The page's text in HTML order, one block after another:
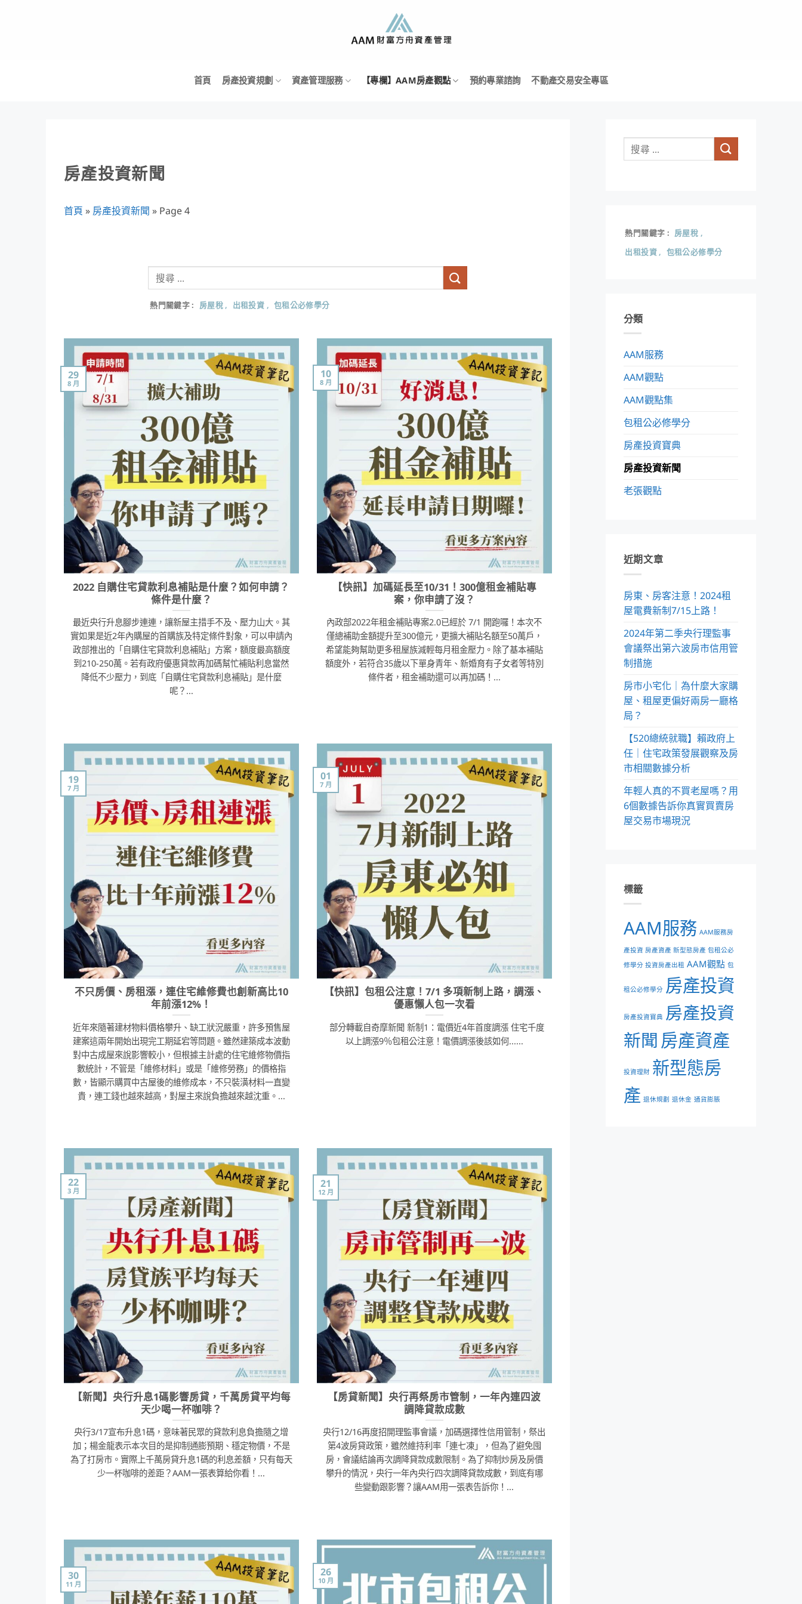
首頁 房產投資規劃 資產管理服務 【專欄】AAM房產觀點 預約專業諮詢 不動產交易安全專區
房產投資新聞
首頁 » 房產投資新聞 » Page 4
熱門關鍵字 房屋稅 出租投資 包租公必修學分
2022 自購住宅貸款利息補貼是什麼？如何申請？
條件是什麼？
最近央行升息腳步連連，讓新屋主措手不及、壓力山大。其
實如果是近2年內購屋的首購族及特定條件對象，可以申請內
政部推出的「自購住宅貸款利息補貼」方案，額度最高額度
到210-250萬。若有政府優惠貸款再加碼幫忙補貼利息當然
降低不少壓力，到底「自購住宅貸款利息補貼」是什麼
呢？...
29
8 月
【快訊】加碼延長至10/31！300億租金補貼專
案，你申請了沒？
內政部2022年租金補貼專案2.0已經於 7/1 開跑囉！本次不
僅總補助金額提升至300億元，更擴大補貼名額至50萬戶，
希望能夠幫助更多租屋族減輕每月租金壓力。除了基本補貼
額度外，若符合35歲以下單身青年、新婚育有子女者等特別
條件者，租金補助還可以再加碼！...
10
8 月
不只房價、房租漲，連住宅維修費也創新高比10
年前漲12%！
近年來隨著建材物料價格攀升、缺工狀況嚴重，許多預售屋
建案這兩年開始出現完工期延宕等問題。雖然建築成本波動
對中古成屋來說影響較小，但根據主計處的住宅維修物價指
數統計，不管是「維修材料」或是「維修勞務」的價格指
數，皆顯示購買中古屋後的維修成本，不只裝潢材料一直變
貴，連工錢也越來越高，對屋主來說負擔越來越沈重。...
19
7 月
【快訊】包租公注意！7/1 多項新制上路，調漲、
優惠懶人包一次看
部分轉載自奇摩新聞 新制1：電價近4年首度調漲 住宅千度
以上調漲9％包租公注意！電價調漲後該如何......
01
7 月
【新聞】央行升息1碼影響房貸，千萬房貸平均每
天少喝一杯咖啡？
央行3/17宣布升息1碼，意味著民眾的貸款利息負擔隨之增
加；楊金龍表示本次目的是抑制通膨預期、穩定物價，不是
為了打房市。實際上千萬房貸升息1碼的利息差額，只有每天
少一杯咖啡的差距？AAM一張表算給你看！...
22
3 月
【房貸新聞】央行再祭房市管制，一年內連四波
調降貸款成數
央行12/16再度招開理監事會議，加碼選擇性信用管制，祭出
第4波房貸政策，雖然維持利率「連七凍」，但為了避免囤
房，會議結論再次調降貸款成數限制。為了抑制炒房及房價
攀升的情況，央行一年內央行四次調降貸款成數，到底有哪
些變動跟影響？讓AAM用一張表告訴你！...
21
12 月
30
11 月
26
10 月
熱門關鍵字
房屋稅
出租投資
包租公必修學分
分類
AAM服務
AAM觀點
AAM觀點集
包租公必修學分
房產投資寶典
房產投資新聞
老張觀點
近期文章
房東、房客注意！2024租
屋電費新制7/15上路！
2024年第二季央行理監事
會議祭出第六波房市信用管
制措施
房市小宅化｜為什麼大家購
屋、租屋更偏好兩房一廳格
局？
【520總統就職】賴政府上
任｜住宅政策發展觀察及房
市相關數據分析
年輕人真的不買老屋嗎？用
6個數據告訴你真實買賣房
屋交易市場現況
標籤
AAM服務 AAM服務房
產投資 房產資產 新型態房產 包租公必
修學分 投資房產出租 AAM觀點 包
租公必修學分 房產投資
房產投資寶典 房產投資
新聞房產資產
投資理財 新型態房
產 退休規劃 退休金 通貨膨脹